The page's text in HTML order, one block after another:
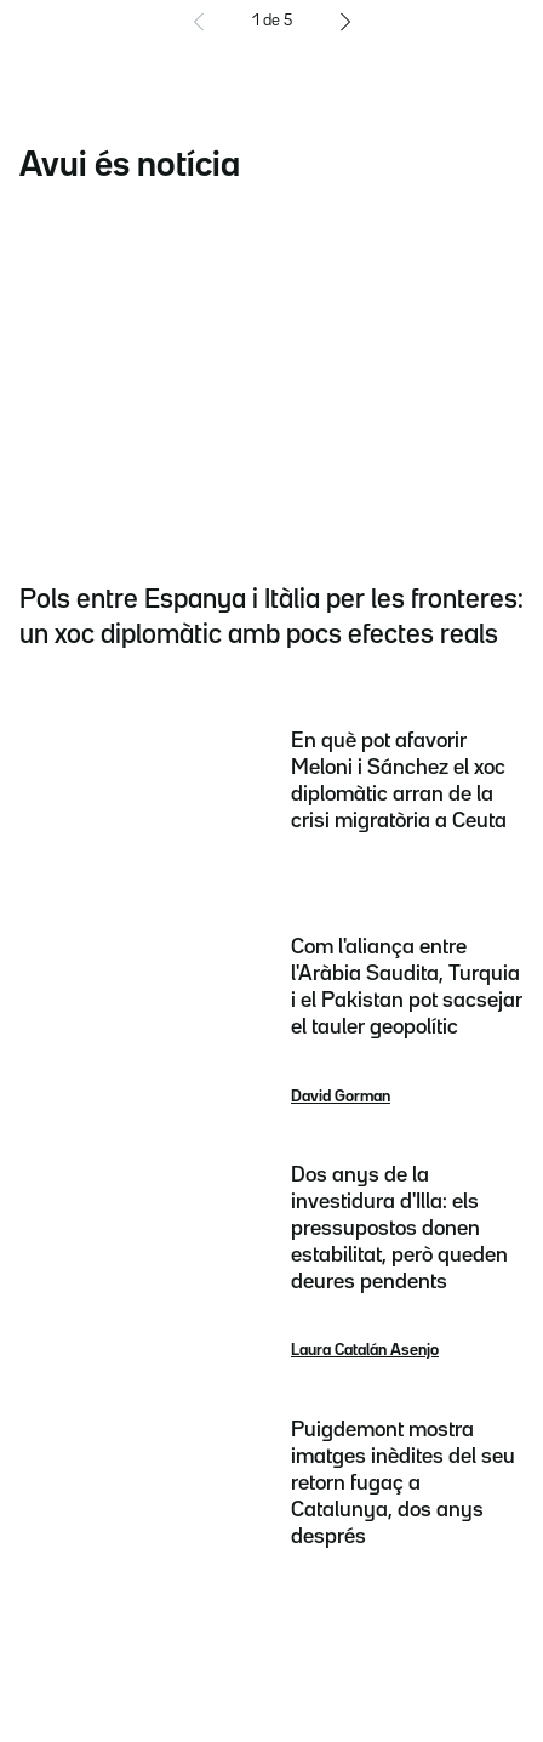
1 de 5
Avui és notícia
Pols entre Espanya i Itàlia per les fronteres:
un xoc diplomàtic amb pocs efectes reals
En què pot afavorir
Meloni i Sánchez el xoc
diplomàtic arran de la
crisi migratòria a Ceuta
Com l'aliança entre
l'Aràbia Saudita, Turquia
i el Pakistan pot sacsejar
el tauler geopolític
David Gorman
Dos anys de la
investidura d'Illa: els
pressupostos donen
estabilitat, però queden
deures pendents
Laura Catalán Asenjo
Puigdemont mostra
imatges inèdites del seu
retorn fugaç a
Catalunya, dos anys
després